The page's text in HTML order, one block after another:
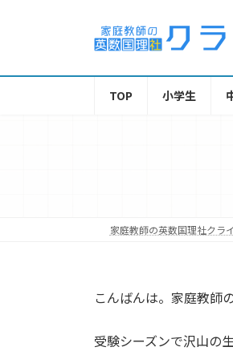
TOP 小学生
家庭教師の英数国理社クラ
こんばんは。家庭教師
受験シーズンで沢山の